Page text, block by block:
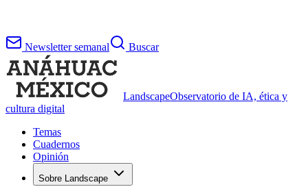
Newsletter semanal Buscar
LandscapeObservatorio de IA, ética y
cultura digital
Temas
Cuadernos
Opinión
Sobre Landscape